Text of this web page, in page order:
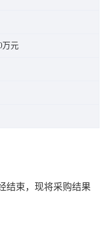
万元
结束，现将采购结果